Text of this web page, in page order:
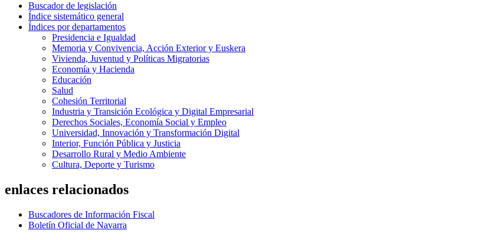
Buscador de legislación
Índice sistemático general
Índices por departamentos
Presidencia e Igualdad
Memoria y Convivencia, Acción Exterior y Euskera
Vivienda, Juventud y Políticas Migratorias
Economía y Hacienda
Educación
Salud
Cohesión Territorial
Industria y Transición Ecológica y Digital Empresarial
Derechos Sociales, Economía Social y Empleo
Universidad, Innovación y Transformación Digital
Interior, Función Pública y Justicia
Desarrollo Rural y Medio Ambiente
Cultura, Deporte y Turismo
enlaces relacionados
Buscadores de Información Fiscal
Boletín Oficial de Navarra